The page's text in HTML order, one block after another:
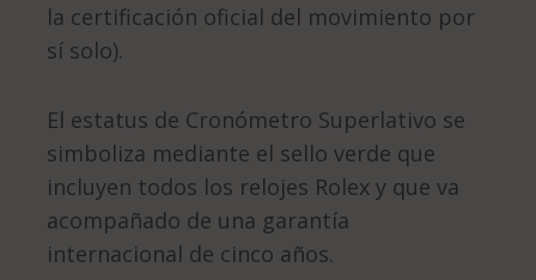
la certificación oficial del movimiento por
sí solo).
El estatus de Cronómetro Superlativo se
simboliza mediante el sello verde que
incluyen todos los relojes Rolex y que va
acompañado de una garantía
internacional de cinco años.